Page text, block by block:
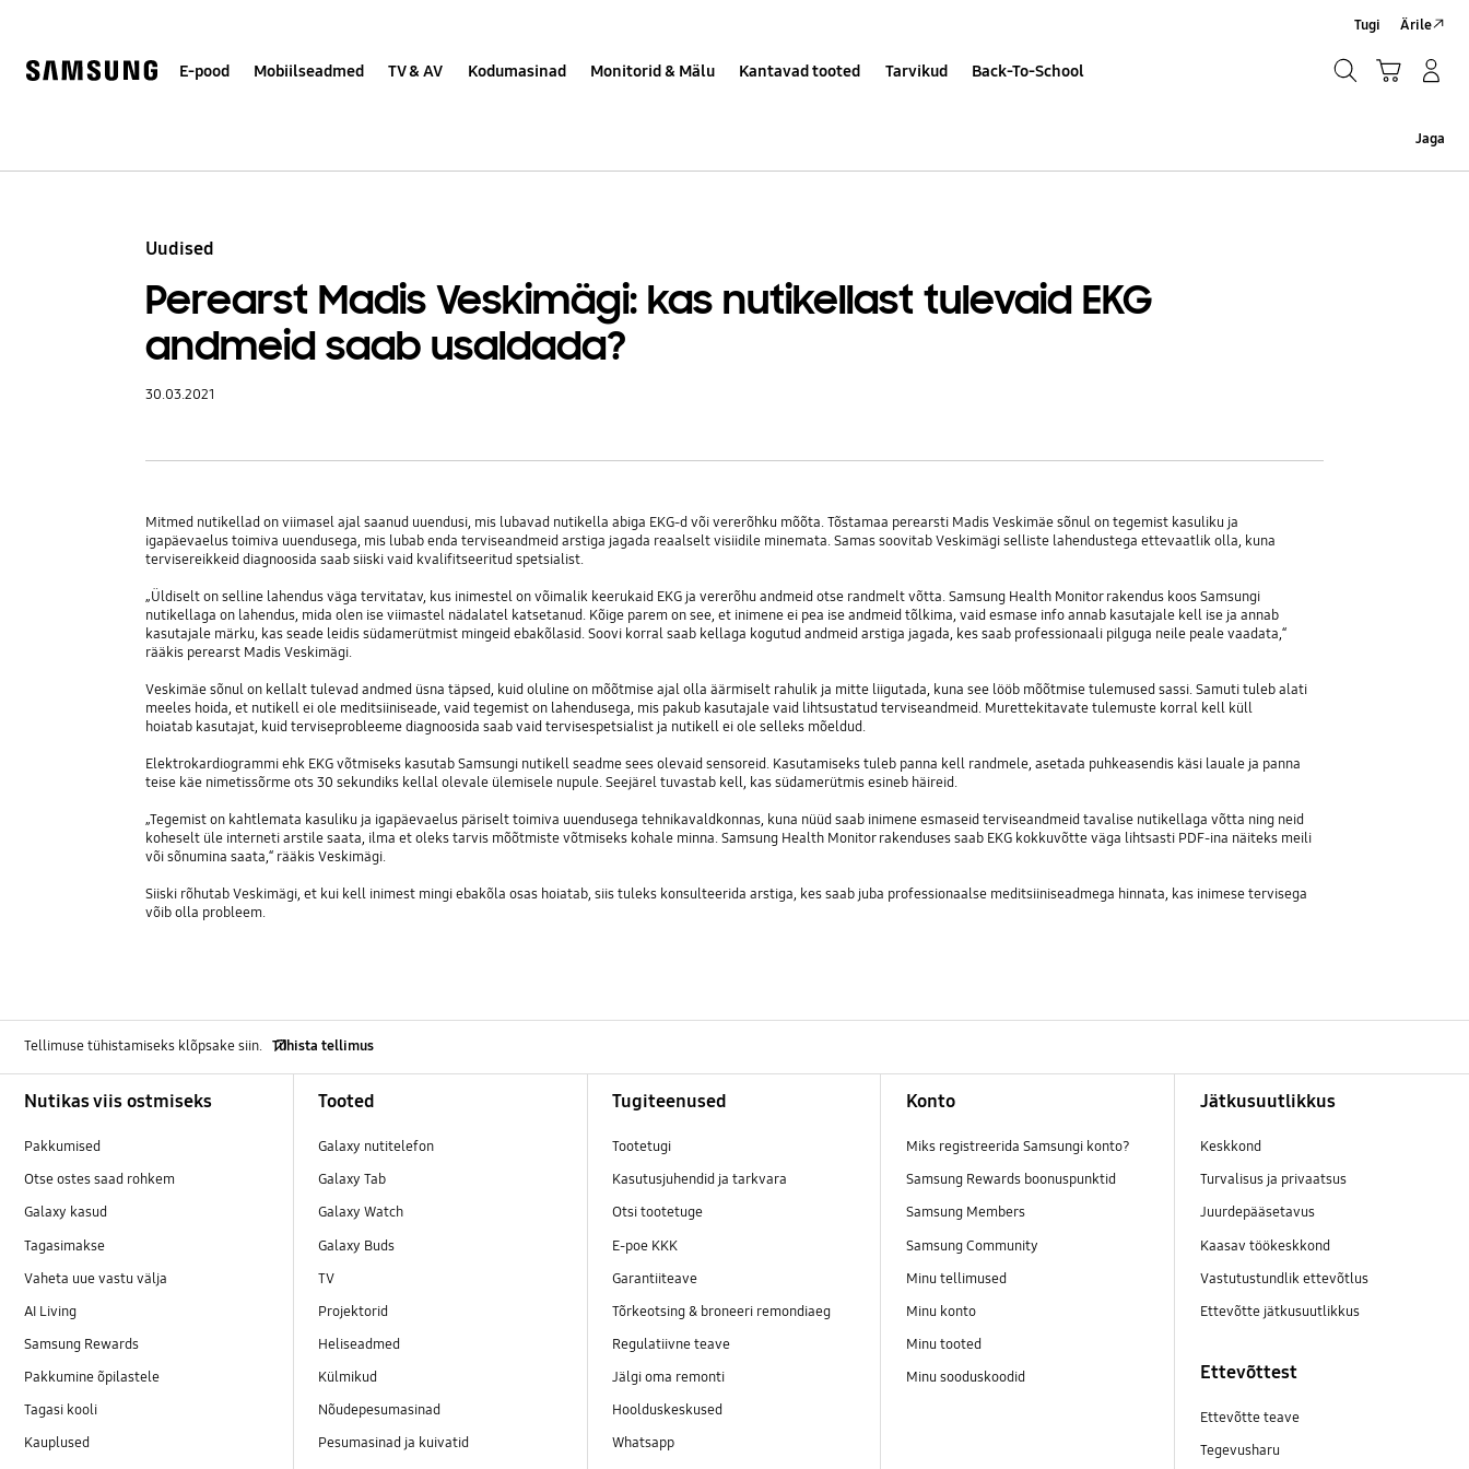
help
E-pood Mobiilseadmed TV & AV Kodumasinad Monitorid & Mälu Kantavad tooted Tarvikud Back-To-School
Tugi Ärile
Jaga
Uudised
Perearst Madis Veskimägi: kas nutikellast tulevaid EKG
andmeid saab usaldada?
30.03.2021
Mitmed nutikellad on viimasel ajal saanud uuendusi, mis lubavad nutikella abiga EKG-d või vererõhku mõõta. Tõstamaa perearsti Madis Veskimäe sõnul on tegemist kasuliku ja
igapäevaelus toimiva uuendusega, mis lubab enda terviseandmeid arstiga jagada reaalselt visiidile minemata. Samas soovitab Veskimägi selliste lahendustega ettevaatlik olla, kuna
tervisereikkeid diagnoosida saab siiski vaid kvalifitseeritud spetsialist.
„Üldiselt on selline lahendus väga tervitatav, kus inimestel on võimalik keerukaid EKG ja vererõhu andmeid otse randmelt võtta. Samsung Health Monitor rakendus koos Samsungi
nutikellaga on lahendus, mida olen ise viimastel nädalatel katsetanud. Kõige parem on see, et inimene ei pea ise andmeid tõlkima, vaid esmase info annab kasutajale kell ise ja annab
kasutajale märku, kas seade leidis südamerütmist mingeid ebakõlasid. Soovi korral saab kellaga kogutud andmeid arstiga jagada, kes saab professionaali pilguga neile peale vaadata,“
rääkis perearst Madis Veskimägi.
Veskimäe sõnul on kellalt tulevad andmed üsna täpsed, kuid oluline on mõõtmise ajal olla äärmiselt rahulik ja mitte liigutada, kuna see lööb mõõtmise tulemused sassi. Samuti tuleb alati
meeles hoida, et nutikell ei ole meditsiiniseade, vaid tegemist on lahendusega, mis pakub kasutajale vaid lihtsustatud terviseandmeid. Murettekitavate tulemuste korral kell küll
hoiatab kasutajat, kuid terviseprobleeme diagnoosida saab vaid tervisespetsialist ja nutikell ei ole selleks mõeldud.
Elektrokardiogrammi ehk EKG võtmiseks kasutab Samsungi nutikell seadme sees olevaid sensoreid. Kasutamiseks tuleb panna kell randmele, asetada puhkeasendis käsi lauale ja panna
teise käe nimetissõrme ots 30 sekundiks kellal olevale ülemisele nupule. Seejärel tuvastab kell, kas südamerütmis esineb häireid.
„Tegemist on kahtlemata kasuliku ja igapäevaelus päriselt toimiva uuendusega tehnikavaldkonnas, kuna nüüd saab inimene esmaseid terviseandmeid tavalise nutikellaga võtta ning neid
koheselt üle interneti arstile saata, ilma et oleks tarvis mõõtmiste võtmiseks kohale minna. Samsung Health Monitor rakenduses saab EKG kokkuvõtte väga lihtsasti PDF-ina näiteks meili
või sõnumina saata,“ rääkis Veskimägi.
Siiski rõhutab Veskimägi, et kui kell inimest mingi ebakõla osas hoiatab, siis tuleks konsulteerida arstiga, kes saab juba professionaalse meditsiiniseadmega hinnata, kas inimese tervisega
võib olla probleem.
Tellimuse tühistamiseks klõpsake siin. Tühista tellimus
Nutikas viis ostmiseks
Pakkumised
Otse ostes saad rohkem
Galaxy kasud
Tagasimakse
Vaheta uue vastu välja
AI Living
Samsung Rewards
Pakkumine õpilastele
Tagasi kooli
Kauplused
Tooted
Galaxy nutitelefon
Galaxy Tab
Galaxy Watch
Galaxy Buds
TV
Projektorid
Heliseadmed
Külmikud
Nõudepesumasinad
Pesumasinad ja kuivatid
Tugiteenused
Tootetugi
Kasutusjuhendid ja tarkvara
Otsi tootetuge
E-poe KKK
Garantiiteave
Tõrkeotsing & broneeri remondiaeg
Regulatiivne teave
Jälgi oma remonti
Hoolduskeskused
Whatsapp
Konto
Miks registreerida Samsungi konto?
Samsung Rewards boonuspunktid
Samsung Members
Samsung Community
Minu tellimused
Minu konto
Minu tooted
Minu sooduskoodid
Jätkusuutlikkus
Keskkond
Turvalisus ja privaatsus
Juurdepääsetavus
Kaasav töökeskkond
Vastutustundlik ettevõtlus
Ettevõtte jätkusuutlikkus
Ettevõttest
Ettevõtte teave
Tegevusharu